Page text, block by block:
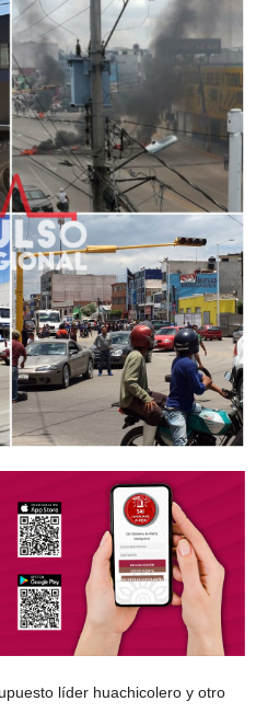
líder huachicolero y otro